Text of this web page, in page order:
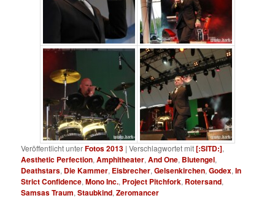
Veröffentlicht unterFotos 2013 |Verschlagwortet mit[:SITD:],
Aesthetic Perfection,Amphitheater,And One, Blutengel,
Deathstars, Die Kammer, Eisbrecher,Gelsenkirchen,Godex,In
Strict Confidence,Mono Inc., Project Pitchfork, Rotersand,
Samsas Traum,Staubkind,Zeromancer